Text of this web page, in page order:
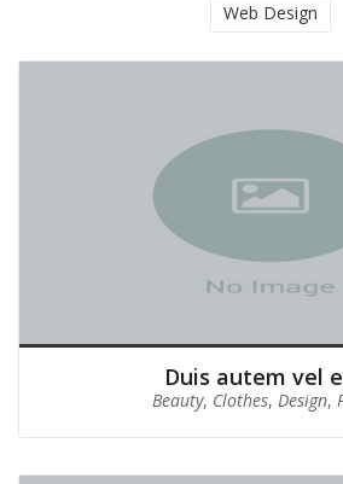
Web Design
Duis autem vel
Beauty, Clothes, Design,